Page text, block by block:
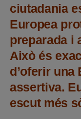
ciutadania
Europea
preparada i
Això és
d’oferir una
assertiva.
escut més